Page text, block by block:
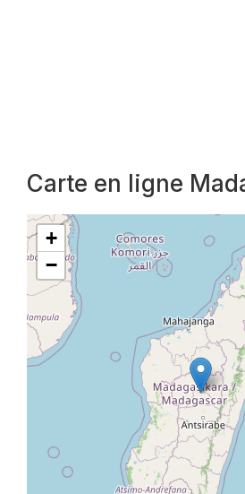
Carte en ligne
+
−